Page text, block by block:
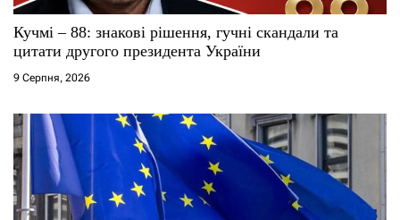
Кучмі – 88: знакові рішення, гучні скандали та
цитати другого президента України
9 Серпня, 2026